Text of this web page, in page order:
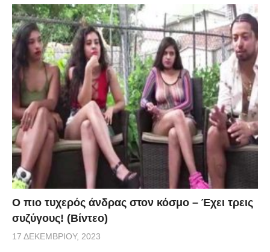
Ο πιο τυχερός άνδρας στον κόσμο – Έχει τρεις
συζύγους! (Βίντεο)
17 ΔΕΚΕΜΒΡΊΟΥ, 2023